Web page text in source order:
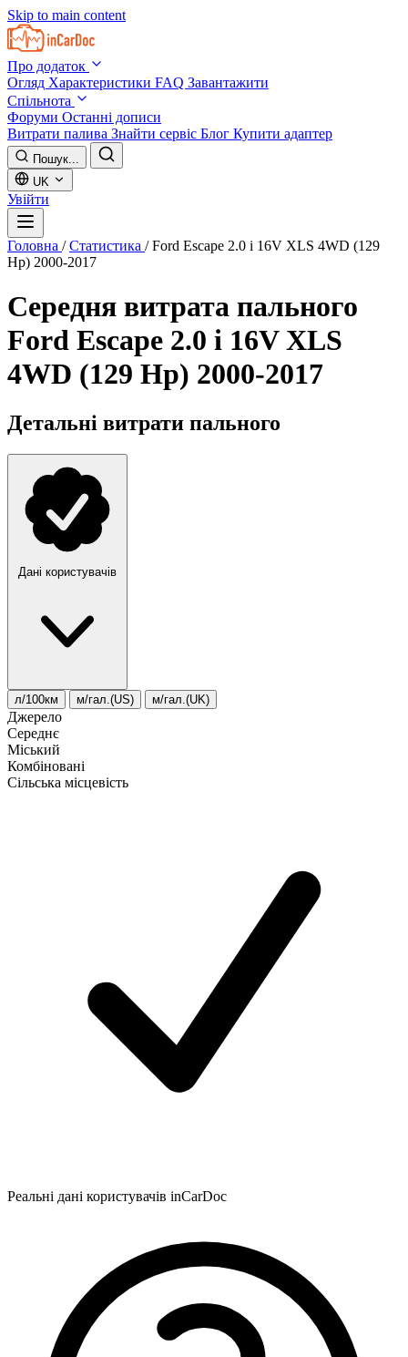
Skip to main content
Про додаток
Огляд Характеристики FAQ Завантажити
Спільнота
Форуми Останні дописи
Витрати палива Знайти сервіс Блог Купити адаптер
Пошук...
UK
Увійти
Головна / Статистика / Ford Escape 2.0 i 16V XLS 4WD (129
Hp) 2000-2017
Середня витрата пального
Ford Escape 2.0 i 16V XLS
4WD (129 Hp) 2000-2017
Детальні витрати пального
Дані користувачів
л/100км м/гал.(US) м/гал.(UK)
Джерело
Середнє
Міський
Комбіновані
Сільська місцевість
Реальні дані користувачів inCarDoc